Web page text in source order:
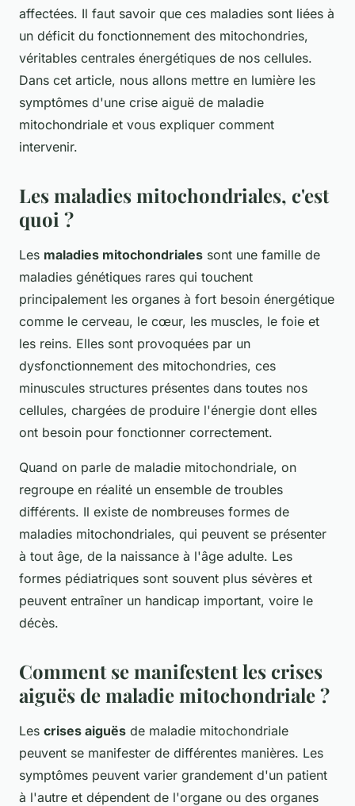
affectées. Il faut savoir que ces maladies sont liées à
un déficit du fonctionnement des mitochondries,
véritables centrales énergétiques de nos cellules.
Dans cet article, nous allons mettre en lumière les
symptômes d'une crise aiguë de maladie
mitochondriale et vous expliquer comment
intervenir.
Les maladies mitochondriales, c'est
quoi ?
Les maladies mitochondriales sont une famille de
maladies génétiques rares qui touchent
principalement les organes à fort besoin énergétique
comme le cerveau, le cœur, les muscles, le foie et
les reins. Elles sont provoquées par un
dysfonctionnement des mitochondries, ces
minuscules structures présentes dans toutes nos
cellules, chargées de produire l'énergie dont elles
ont besoin pour fonctionner correctement.
Quand on parle de maladie mitochondriale, on
regroupe en réalité un ensemble de troubles
différents. Il existe de nombreuses formes de
maladies mitochondriales, qui peuvent se présenter
à tout âge, de la naissance à l'âge adulte. Les
formes pédiatriques sont souvent plus sévères et
peuvent entraîner un handicap important, voire le
décès.
Comment se manifestent les crises
aiguës de maladie mitochondriale ?
Les crises aiguës de maladie mitochondriale
peuvent se manifester de différentes manières. Les
symptômes peuvent varier grandement d'un patient
à l'autre et dépendent de l'organe ou des organes